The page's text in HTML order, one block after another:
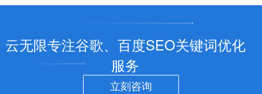
云无限专注谷歌、百度SEO关键词优化
服务
立刻咨询